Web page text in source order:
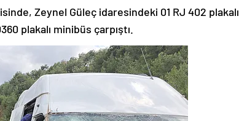
Zeynel Güleç idaresindeki 01 RJ 402 plakalı
plakalı minibüs çarpıştı.